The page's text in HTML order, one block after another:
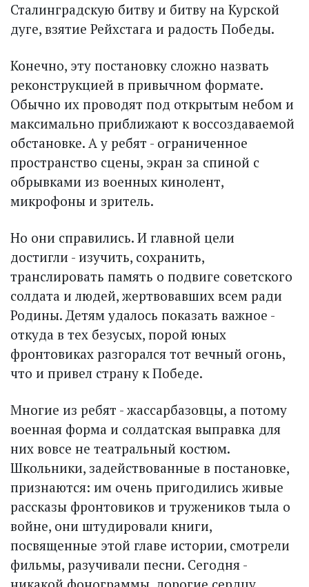
Сталинградскую битву и битву на Курской
дуге, взятие Рейхстага и радость Победы.
Конечно, эту постановку сложно назвать
реконструкцией в привычном формате.
Обычно их проводят под открытым небом и
максимально приближают к воссоздаваемой
обстановке. А у ребят - ограниченное
пространство сцены, экран за спиной с
обрывками из военных кинолент,
микрофоны и зритель.
Но они справились. И главной цели
достигли - изучить, сохранить,
транслировать память о подвиге советского
солдата и людей, жертвовавших всем ради
Родины. Детям удалось показать важное -
откуда в тех безусых, порой юных
фронтовиках разгорался тот вечный огонь,
что и привел страну к Победе.
Многие из ребят - жассарбазовцы, а потому
военная форма и солдатская выправка для
них вовсе не театральный костюм.
Школьники, задействованные в постановке,
признаются: им очень пригодились живые
рассказы фронтовиков и тружеников тыла о
войне, они штудировали книги,
посвященные этой главе истории, смотрели
фильмы, разучивали песни. Сегодня -